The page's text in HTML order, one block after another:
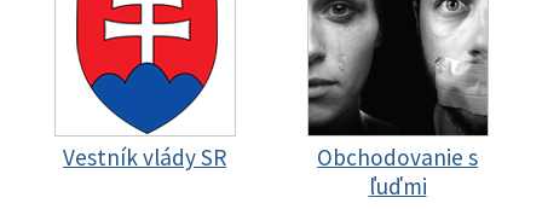
Vestník vlády SR
Obchodovanie s
ľuďmi